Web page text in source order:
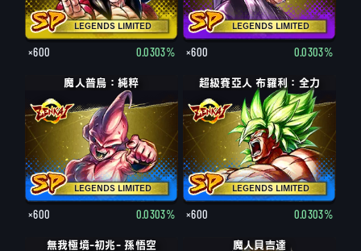
LEGENDS LIMITED
×600 0.0303%
LEGENDS LIMITED
×600 0.0303%
LEGENDS LIMITED
魔人普烏：純粹
×600 0.0303%
LEGENDS LIMITED
超級賽亞人 布羅利：全力
×600 0.0303%
無我極境-初兆- 孫悟空 魔人貝吉達